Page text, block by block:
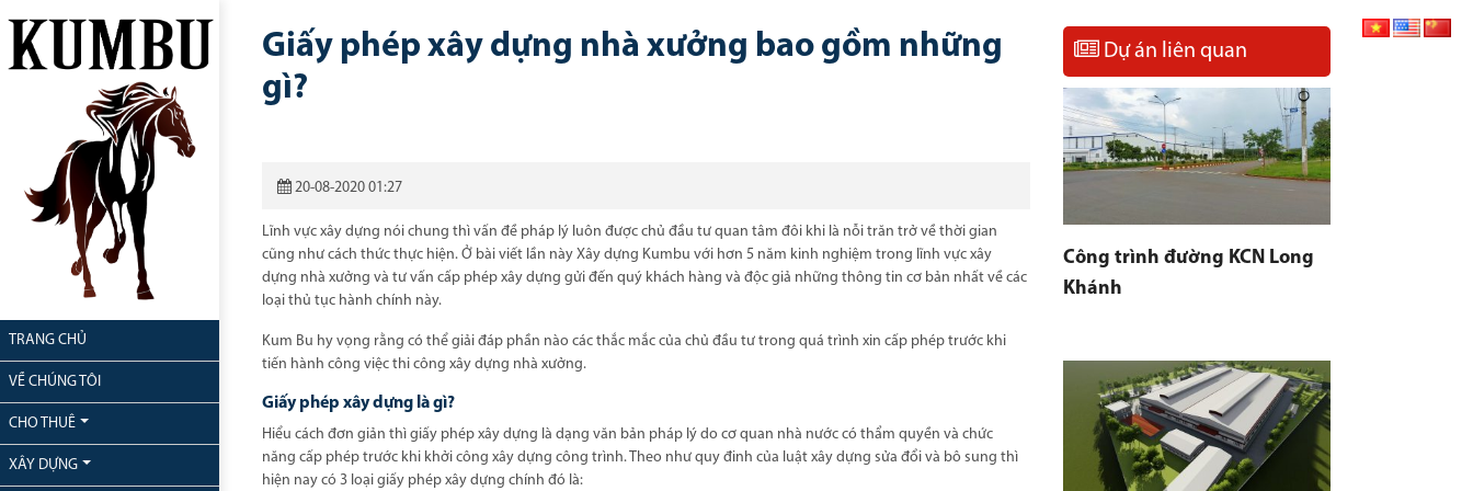
TRANG CHỦ
VỀ CHÚNG TÔI
CHO THUÊ
XÂY DỰNG
Giấy phép xây dựng nhà xưởng bao gồm những
gì?
20-08-2020 01:27
Lĩnh vực xây dựng nói chung thì vấn đề pháp lý luôn được chủ đầu tư quan tâm đôi khi là nỗi trăn trở về thời gian
cũng như cách thức thực hiện. Ở bài viết lần này Xây dựng Kumbu với hơn 5 năm kinh nghiệm trong lĩnh vực xây
dựng nhà xưởng và tư vấn cấp phép xây dựng gửi đến quý khách hàng và độc giả những thông tin cơ bản nhất về các
loại thủ tục hành chính này.
Kum Bu hy vọng rằng có thể giải đáp phần nào các thắc mắc của chủ đầu tư trong quá trình xin cấp phép trước khi
tiến hành công việc thi công xây dựng nhà xưởng.
Giấy phép xây dựng là gì?
Hiểu cách đơn giản thì giấy phép xây dựng là dạng văn bản pháp lý do cơ quan nhà nước có thẩm quyền và chức
năng cấp phép trước khi khởi công xây dựng công trình. Theo như quy đinh của luật xây dựng sửa đổi và bô sung thì
hiện nay có 3 loại giấy phép xây dựng chính đó là:
Dự án liên quan
Công trình đường KCN Long
Khánh